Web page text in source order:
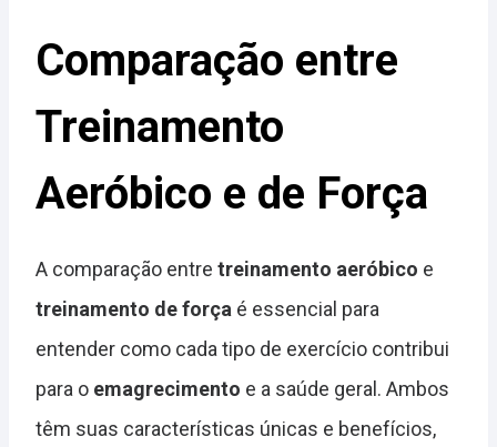
Comparação entre
Treinamento
Aeróbico e de Força
A comparação entre treinamento aeróbico e
treinamento de força é essencial para
entender como cada tipo de exercício contribui
para o emagrecimento e a saúde geral. Ambos
têm suas características únicas e benefícios,